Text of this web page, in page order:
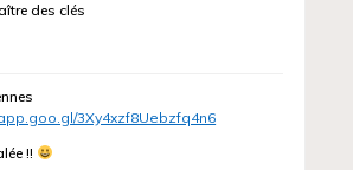
des clés
3Xy4xzf8Uebzfq4n6
!!